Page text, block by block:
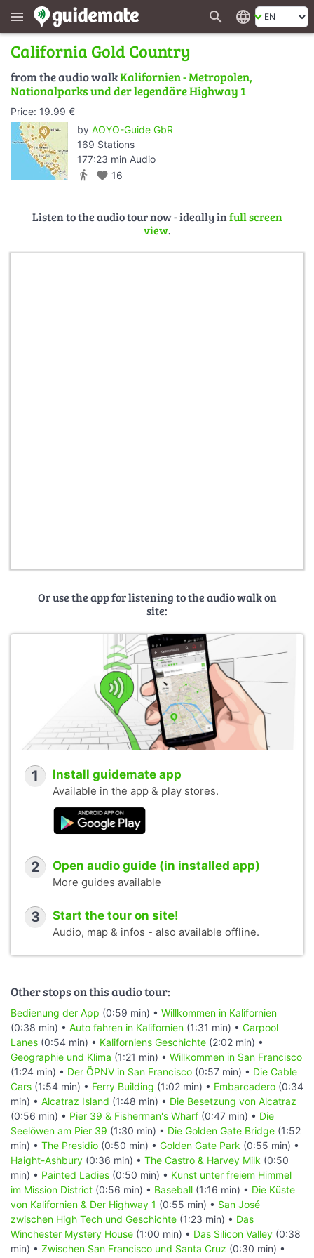
menu search language
California Gold Country
from the audio walkKalifornien - Metropolen,
Nationalparks und der legendäre Highway 1
Price: 19.99 €
by AOYO-Guide GbR
169 Stations
177:23 min Audio
directions_walk favorite 16
Listen to the audio tour now - ideally infull screen
view.
Or use the app for listening to the audio walk on
site:
1 Install guidemate app
Available in the app & play stores.
2 Open audio guide (in installed app)
More guides available
3 Start the tour on site!
Audio, map & infos - also available offline.
Other stops on this audio tour:
Bedienung der App (0:59 min) • Willkommen in Kalifornien
(0:38 min) • Auto fahren in Kalifornien (1:31 min) • Carpool
Lanes (0:54 min) • Kaliforniens Geschichte (2:02 min) •
Geographie und Klima (1:21 min) • Willkommen in San Francisco
(1:24 min) • Der ÖPNV in San Francisco (0:57 min) • Die Cable
Cars (1:54 min) • Ferry Building (1:02 min) • Embarcadero (0:34
min) • Alcatraz Island (1:48 min) • Die Besetzung von Alcatraz
(0:56 min) • Pier 39 & Fisherman's Wharf (0:47 min) • Die
Seelöwen am Pier 39 (1:30 min) • Die Golden Gate Bridge (1:52
min) • The Presidio (0:50 min) • Golden Gate Park (0:55 min) •
Haight-Ashbury (0:36 min) • The Castro & Harvey Milk (0:50
min) • Painted Ladies (0:50 min) • Kunst unter freiem Himmel
im Mission District (0:56 min) • Baseball (1:16 min) • Die Küste
von Kalifornien & Der Highway 1 (0:55 min) • San José
zwischen High Tech und Geschichte (1:23 min) • Das
Winchester Mystery House (1:00 min) • Das Silicon Valley (0:38
min) • Zwischen San Francisco und Santa Cruz (0:30 min) •